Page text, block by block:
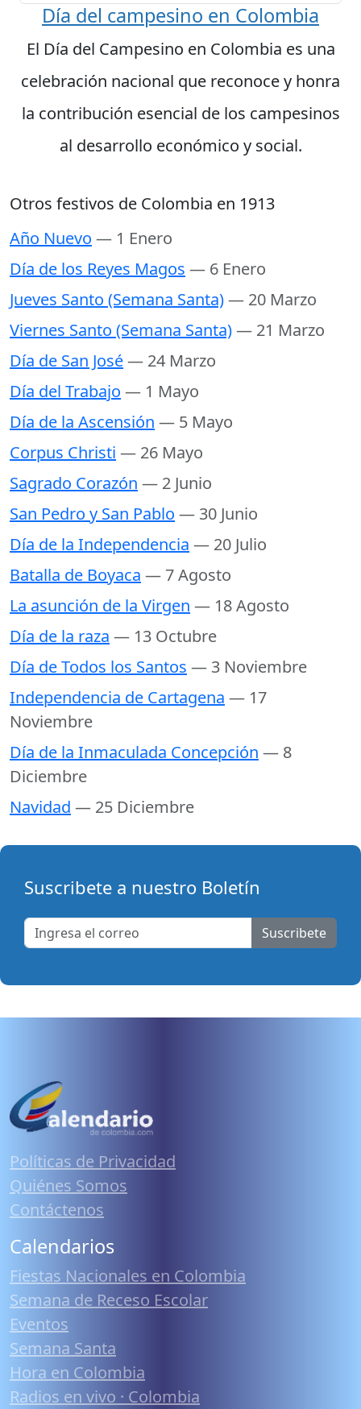
Día del campesino en Colombia
El Día del Campesino en Colombia es una
celebración nacional que reconoce y honra
la contribución esencial de los campesinos
al desarrollo económico y social.
Otros festivos de Colombia en 1913
Año Nuevo — 1 Enero
Día de los Reyes Magos — 6 Enero
Jueves Santo (Semana Santa)— 20 Marzo
Viernes Santo (Semana Santa)— 21 Marzo
Día de San José— 24 Marzo
Día del Trabajo — 1 Mayo
Día de la Ascensión — 5 Mayo
Corpus Christi — 26 Mayo
Sagrado Corazón — 2 Junio
San Pedro y San Pablo — 30 Junio
Día de la Independencia — 20 Julio
Batalla de Boyaca — 7 Agosto
La asunción de la Virgen — 18 Agosto
Día de la raza — 13 Octubre
Día de Todos los Santos — 3 Noviembre
Independencia de Cartagena — 17
Noviembre
Día de la Inmaculada Concepción — 8
Diciembre
Navidad — 25 Diciembre
Suscribete a nuestro Boletín
Suscribete
Políticas de Privacidad
Quiénes Somos
Contáctenos
Calendarios
Fiestas Nacionales en Colombia
Semana de Receso Escolar
Eventos
Semana Santa
Hora en Colombia
Radios en vivo · Colombia